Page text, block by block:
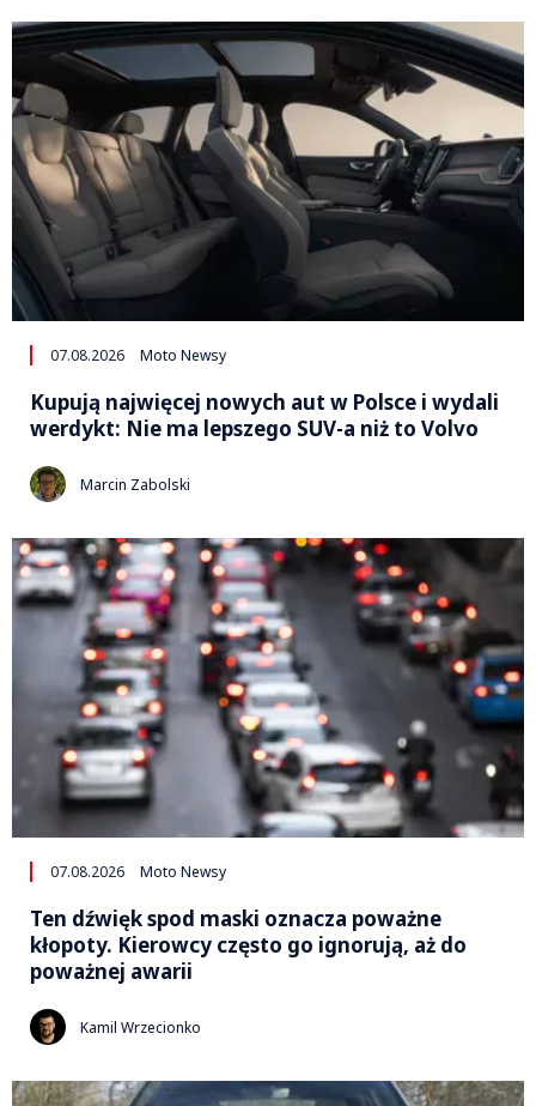
07.08.2026 Moto Newsy
Kupują najwięcej nowych aut w Polsce i wydali
werdykt: Nie ma lepszego SUV-a niż to Volvo
Marcin Zabolski
07.08.2026 Moto Newsy
Ten dźwięk spod maski oznacza poważne
kłopoty. Kierowcy często go ignorują, aż do
poważnej awarii
Kamil Wrzecionko